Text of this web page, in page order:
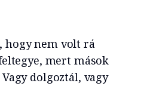
hogy nem volt rá
mert mások
dolgoztál, vagy